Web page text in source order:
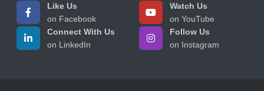
Like Us
on Facebook
Watch Us
on YouTube
Connect With Us
on LinkedIn
Follow Us
on Instagram